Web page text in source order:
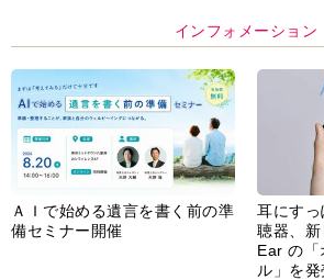
インフォメーション
ＡＩで始める遺言を書く前の準
備セミナー開催
耳にす
聴器、
Ear の「
ル」を発